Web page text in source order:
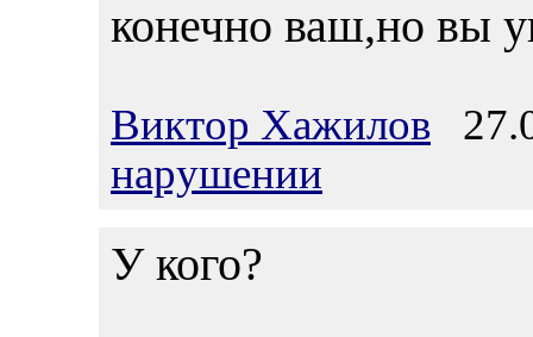
конечно ваш,но вы
Виктор Хажилов
нарушении
У кого?